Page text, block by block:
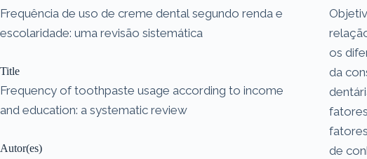
Frequência de uso de creme dental segundo renda e
escolaridade: uma revisão sistemática
Title
Frequency of toothpaste usage according to income
and education: a systematic review
Autor(es)
os
da
de